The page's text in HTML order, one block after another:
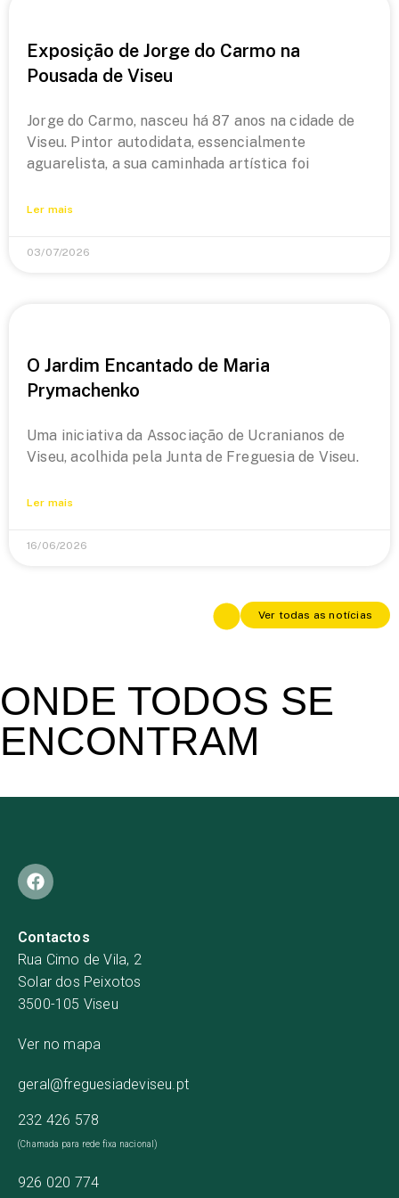
Exposição de Jorge do Carmo na
Pousada de Viseu
Jorge do Carmo, nasceu há 87 anos na cidade de
Viseu. Pintor autodidata, essencialmente
aguarelista, a sua caminhada artística foi
Ler mais
03/07/2026
O Jardim Encantado de Maria
Prymachenko
Uma iniciativa da Associação de Ucranianos de
Viseu, acolhida pela Junta de Freguesia de Viseu.
Ler mais
16/06/2026
Ver todas as notícias
ONDE TODOS SE
ENCONTRAM
Contactos
Rua Cimo de Vila, 2
Solar dos Peixotos
3500-105 Viseu
Ver no mapa
geral@freguesiadeviseu.pt
232 426 578
(Chamada para rede fixa nacional)
926 020 774